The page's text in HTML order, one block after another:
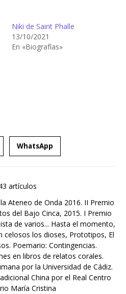
Niki de Saint Phalle
13/10/2021
En «Biografías»
WhatsApp
artículos
Ateneo de Onda 2016. II Premio
del Bajo Cinca, 2015. I Premio
de varios... Hasta el momento,
celosos los dioses, Prototipos, El
Poemario: Contingencias.
en libros de relatos corales.
por la Universidad de Cádiz.
China por el Real Centro
María Cristina